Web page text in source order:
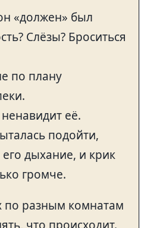
«должен» был
Слёзы? Броситься
по плану
её.
подойти,
дыхание, и крик
громче.
по разным комнатам